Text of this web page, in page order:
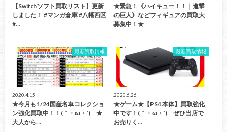
【Switchソフト買取リスト】更新
しました！ #マンガ倉庫 #八幡西区
#…
★緊急！《ハイキュー！！｜進撃
の巨人》などフィギュアの買取大
募集中！★
最新買取情報
2020.4.15
★今月も1/24国産名車コレクショ
ン強化買取中！！(｀・ω・´)ゞ★
大人から…
最新買取情報
2020.6.26
★ゲーム★【PS4 本体】買取強化
中です！(｀・ω・´)ゞぜひ当店で
お売りく…